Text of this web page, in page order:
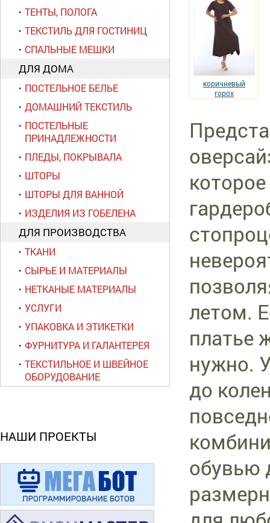
ТЕНТЫ, ПОЛОГА
ТЕКСТИЛЬ ДЛЯ ГОСТИНИЦ
СПАЛЬНЫЕ МЕШКИ
ДЛЯ ДОМА
ПОСТЕЛЬНОЕ БЕЛЬЕ
ДОМАШНИЙ ТЕКСТИЛЬ
ПОСТЕЛЬНЫЕ
ПРИНАДЛЕЖНОСТИ
ПЛЕДЫ, ПОКРЫВАЛА
ШТОРЫ
ШТОРЫ ДЛЯ ВАННОЙ
ИЗДЕЛИЯ ИЗ ГОБЕЛЕНА
ДЛЯ ПРОИЗВОДСТВА
ТКАНИ
СЫРЬЕ И МАТЕРИАЛЫ
НЕТКАНЫЕ МАТЕРИАЛЫ
УСЛУГИ
УПАКОВКА И ЭТИКЕТКИ
ФУРНИТУРА И ГАЛАНТЕРЕЯ
ТЕКСТИЛЬНОЕ И ШВЕЙНОЕ
ОБОРУДОВАНИЕ
НАШИ ПРОЕКТЫ
коричневый
горох
летом.
платье
нужно.
до
обувью